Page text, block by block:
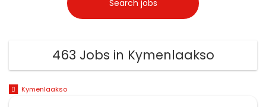
463 Jobs in Kymenlaakso
Kymenlaakso